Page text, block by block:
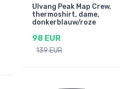
Ulvang Peak Map Crew,
thermoshirt, dame,
donkerblauw/roze
98 EUR
139 EUR